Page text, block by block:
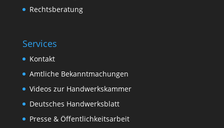
Rechtsberatung
Services
Kontakt
Amtliche Bekanntmachungen
Videos zur Handwerkskammer
Deutsches Handwerksblatt
Presse & Öffentlichkeitsarbeit